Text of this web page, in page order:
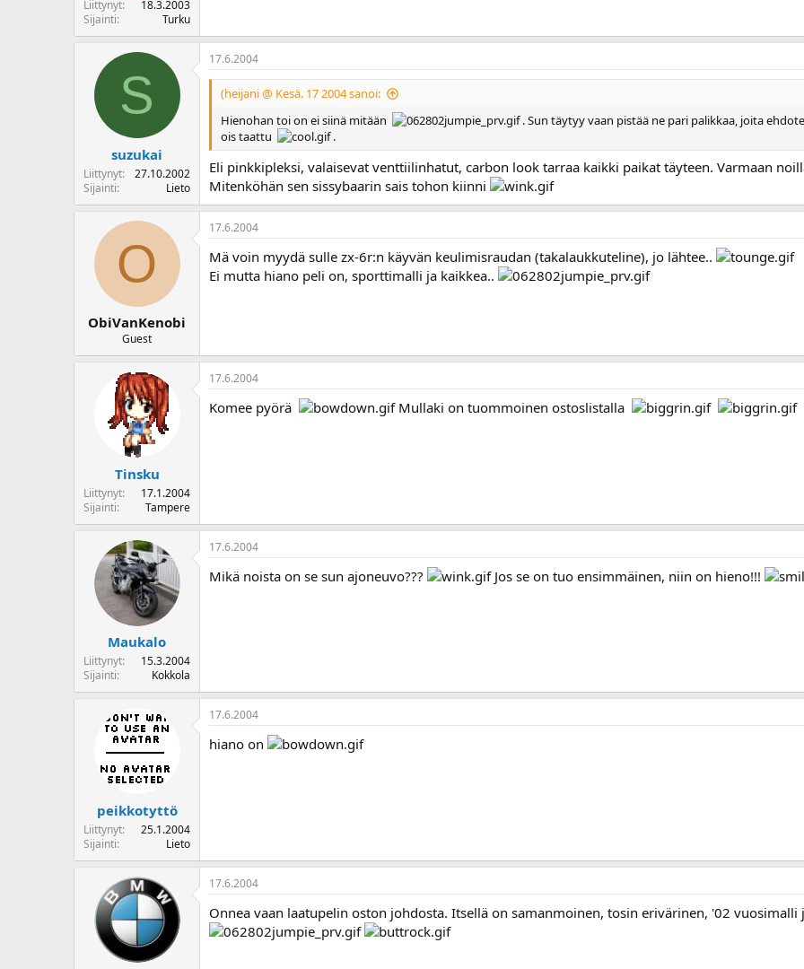
Liittynyt
18.3.2003
Sijainti
Turku
S
suzukai
Liittynyt
27.10.2002
Sijainti
Lieto
17.6.2004
(heijani @ Kesä. 17 2004 sanoi:
Hienohan toi on ei siinä mitään
. Sun täytyy vaan pistää ne pari palikkaa, joita
ois taattu
.
Eli pinkkipleksi, valaisevat venttiilinhatut, carbon look tarraa kaikki paikat täyteen. Varmaan
Mitenköhän sen sissybaarin sais tohon kiinni
O
ObiVanKenobi
Guest
17.6.2004
Mä voin myydä sulle zx-6r:n käyvän keulimisraudan (takalaukkuteline), jo lähtee..
Ei mutta hiano peli on, sporttimalli ja kaikkea..
Tinsku
Liittynyt
17.1.2004
Sijainti
Tampere
17.6.2004
Komee pyörä Mullaki on tuommoinen ostoslistalla
Maukalo
Liittynyt
15.3.2004
Sijainti
Kokkola
17.6.2004
Mikä noista on se sun ajoneuvo??? Jos se on tuo ensimmäinen, niin on hieno!!!
peikkotyttö
Liittynyt
25.1.2004
Sijainti
Lieto
17.6.2004
hiano on
17.6.2004
Onnea vaan laatupelin oston johdosta. Itsellä on samanmoinen, tosin erivärinen, '02 vuosimalli